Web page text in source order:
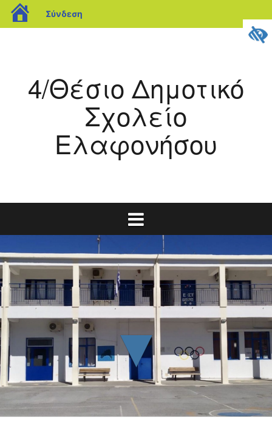
blogs.sch.gr
Σύνδεση
4/Θέσιο Δημοτικό
Σχολείο
Ελαφονήσου
▼